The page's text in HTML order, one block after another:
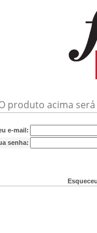
produto acima
e-mail:
senha: